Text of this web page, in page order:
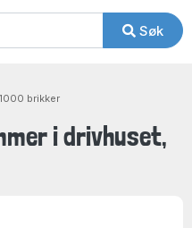
Søk
brikker
i drivhuset,